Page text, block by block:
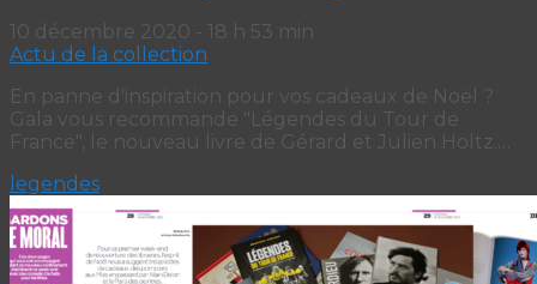
10 décembre 2020 - 18 h 53 min
Actu de la collection
En panne d'inspiration pour vos cadeaux de Noël ?
Gala vous recommande "Légendes du Tour de
France", le nouveau livre de Gérard et Julien Holtz.…
legendes